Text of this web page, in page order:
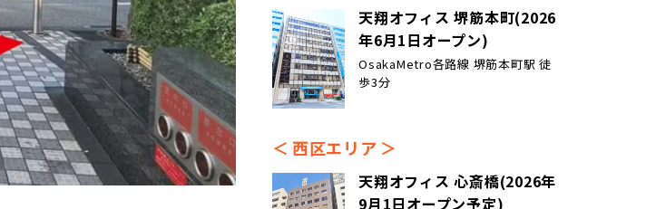
天翔オフィス 堺筋本町(2026
年6月1日オープン)
OsakaMetro各路線 堺筋本町駅 徒
歩3分
西区エリア
天翔オフィス 心斎橋(2026年
9月1日オープン予定)